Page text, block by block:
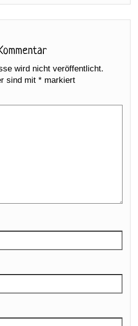
wird nicht veröffentlicht.
sind mit * markiert